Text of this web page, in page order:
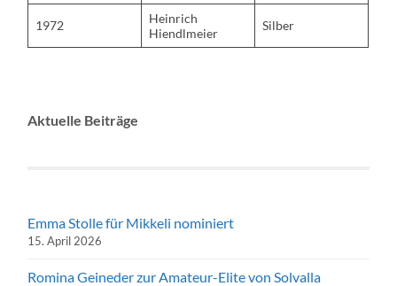
1972
Heinrich
Hiendlmeier
Silber
Aktuelle Beiträge
Emma Stolle für Mikkeli nominiert
15. April 2026
Romina Geineder zur Amateur-Elite von Solvalla